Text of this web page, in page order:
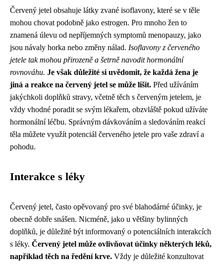
Červený jetel obsahuje látky zvané isoflavony, které se v těle
mohou chovat podobně jako estrogen. Pro mnoho žen to
znamená úlevu od nepříjemných symptomů menopauzy, jako
jsou návaly horka nebo změny nálad. Isoflavony z červeného
jetele tak mohou přirozeně a šetrně navodit hormonální
rovnováhu. Je však důležité si uvědomit, že každá žena je
jiná a reakce na červený jetel se může lišit. Před užíváním
jakýchkoli doplňků stravy, včetně těch s červeným jetelem, je
vždy vhodné poradit se svým lékařem, obzvláště pokud užíváte
hormonální léčbu. Správným dávkováním a sledováním reakcí
těla můžete využít potenciál červeného jetele pro vaše zdraví a
pohodu.
Interakce s léky
Červený jetel, často opěvovaný pro své blahodárné účinky, je
obecně dobře snášen. Nicméně, jako u většiny bylinných
doplňků, je důležité být informovaný o potenciálních interakcích
s léky. Červený jetel může ovlivňovat účinky některých léků,
například těch na ředění krve. Vždy je důležité konzultovat